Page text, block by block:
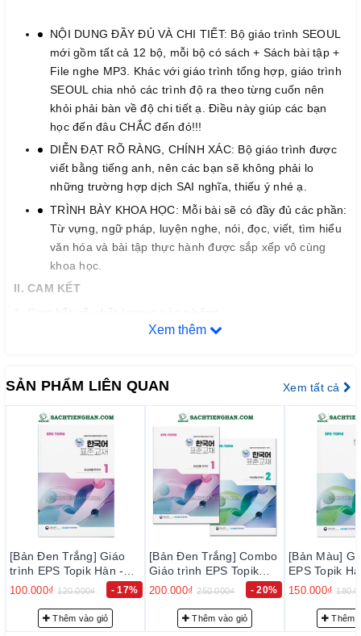
NỘI DUNG ĐẦY ĐỦ VÀ CHI TIẾT: Bộ giáo trình SEOUL
mới gồm tất cả 12 bộ, mỗi bộ có sách + Sách bài tập +
File nghe MP3. Khác với giáo trình tổng hợp, giáo trình
SEOUL chia nhỏ các trình độ ra theo từng cuốn nên
khỏi phải bàn về độ chi tiết ạ. Điều này giúp các bạn
học đến đâu CHẮC đến đó!!!
DIỄN ĐẠT RÕ RÀNG, CHÍNH XÁC: Bộ giáo trình được
viết bằng tiếng anh, nên các bạn sẽ không phải lo
những trường hợp dịch SAI nghĩa, thiếu ý nhé ạ.
TRÌNH BÀY KHOA HỌC: Mỗi bài sẽ có đầy đủ các phần:
Từ vựng, ngữ pháp, luyện nghe, nói, đọc, viết, tìm hiểu
văn hóa và bài tập thực hành được sắp xếp vô cùng
khoa học.
II. CAM KẾT
– Chúng tôi cam kết chỉ phân phối và mang đến cho quý khách
rõ ràng và đầy đủ chi tiết.
– Bảo đảm mỗi quyển sách trước khi xuất kho đều phải qua
thực hiện kiểm tra kỹ lưỡng để loại trừ sự cố có thể xảy ra
trong thời gian sớm nhất, nhằm đạt tiêu chuẩn chất lượng tốt
với độ tin cậy cao, thoả mãn nhu cầu của khách hàng.
– Luôn luôn lắng nghe, luôn luôn cải tiến để chất lượng của
sản phẩm và dịch vụ ngày càng tốt hơn.
2. Cam kết vềphụ n hàng:
Đội ngũ tư vấn viên của chúng tôi sẽ tư vấn thông tin trước
bán hàng cho quý khách những sự lựa chọn phù hợp nhất với
nhu cầu… nhằm giảm thiểu tối đa mức đầu tư của quý khách.
3. Cam kết vềphụ án hàng:
Xem thêm
SẢN PHẨM LIÊN QUAN Xem tất cả
[Bản Đen Trắng] Combo
Giáo trình EPS Topik
Hàn - Anh Bản Mới 2024
NEW 한국어 표준교재
1+2 (일상생활 한국어)
200.000₫ 250.000₫ - 20%
Thêm vào giỏ
[Bản Màu] Giáo trình
EPS Topik Hàn - Anh
Bản Mới 2024 Tập 2 -
EPS-Topik NEW 한국어
표준교재 2 (일상생활 한
국어)
150.000₫ 180.000₫ - 17%
Thêm vào giỏ
[Bản Màu]
EPS Topik
Bản Mới
표준교재
국어)
150.000₫